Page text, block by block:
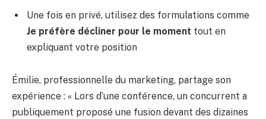
Une fois en privé, utilisez des formulations comme
Je préfère décliner pour le moment tout en
expliquant votre position
Émilie, professionnelle du marketing, partage son
expérience : « Lors d’une conférence, un concurrent a
publiquement proposé une fusion devant des dizaines